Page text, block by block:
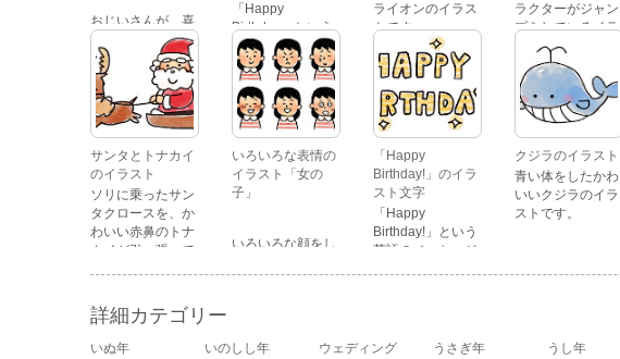
おじいさんが、喜
怒哀楽たくさんの
表情をしているイ
ラストです。 通常
の顔・怒っている
顔・泣いている
顔・照れている
顔・笑っている
顔・驚いている
顔・困っている顔
があります。
「Happy
Birthday」という
文字が描かれた、
かわいい苺のケー
キのイラストで
す。
ライオンのイラス
トです。
ラクターがジャン
プをしているイラ
ストです。
サンタとトナカイ
のイラスト
ソリに乗ったサン
タクロースを、か
わいい赤鼻のトナ
カイが引っ張って
いろいろな表情の
イラスト「女の
子」
いろいろな顔をし
いる顔・笑ってい
「Happy
Birthday!」のイラ
スト文字
「Happy
Birthday!」という
英語のメッセージ
クジラのイラスト
青い体をしたかわ
いいクジラのイラ
ストです。
詳細カテゴリー
いぬ年 いのしし年 ウェディング うさぎ年 うし年